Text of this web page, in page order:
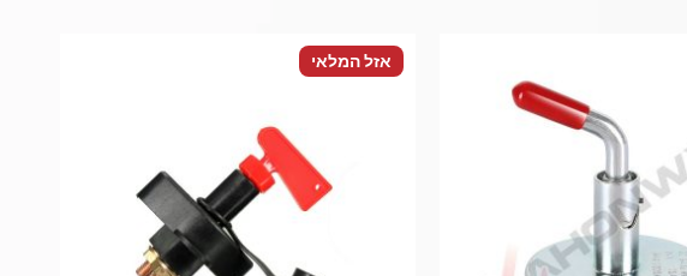
אזל המלאי